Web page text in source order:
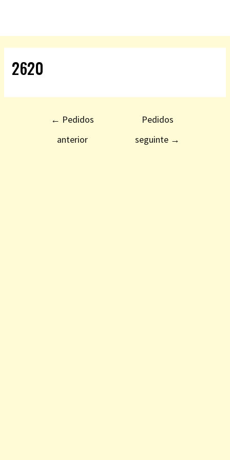
2620
← Pedidos
anterior
Pedidos
seguinte →